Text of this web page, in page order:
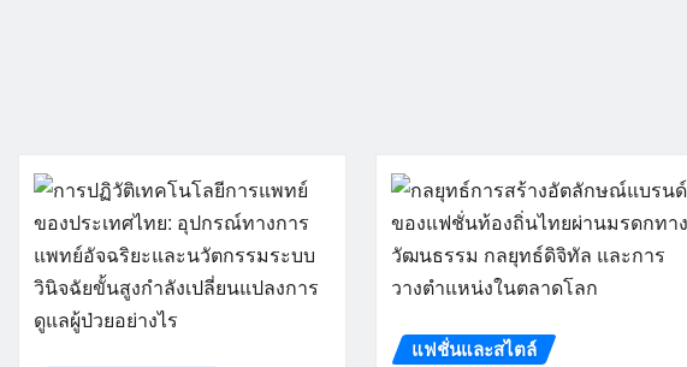
แฟชั่นและสไตล์